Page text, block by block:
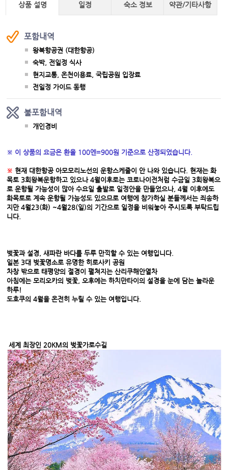
상품 설명 일정 숙소 정보 약관/기타사항
포함내역
왕복항공권 (대한항공)
숙박, 전일정 식사
현지교통, 온천이용료, 국립공원 입장료
전일정 가이드 동행
불포함내역
개인경비
※ 이 상품의 요금은 환율 100엔=900원 기준으로 산정되었습니다.
※ 현재 대한항공 아모모리노선의 운항스케줄이 안 나와 있습니다. 현재는 화
목토 3회왕복운항하고 있으나 4월이후로는 코로나이전처럼 수금일 3회왕복으
로 운항될 가능성이 많아 수요일 출발로 일정안을 만들었으나, 4월 이후에도
화목토로 계속 운항될 가능성도 있으므로 여행에 참가하실 분들께서는 죄송하
지만 4월23(화) ~4월28(일)의 기간으로 일정을 비워놓아 주시도록 부탁드립
니다.
벚꽃과 설경, 새파란 바다를 두루 만끽할 수 있는 여행입니다.
일본 3대 벚꽃명소로 유명한 히로사키 공원
차창 밖으로 태평양의 절경이 펼쳐지는 산리쿠해안열차
아침에는 모리오카의 벚꽃, 오후에는 하치만타이의 설경을 눈에 담는 놀라운
하루!
도호쿠의 4월을 온전히 누릴 수 있는 여행입니다.
세계 최장인 20KM의 벚꽃가로수길